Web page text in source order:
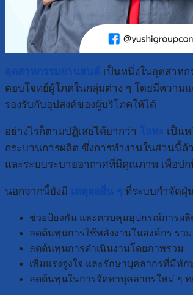
เป็นหนึ่งในอุตสาห
ตอบโจทย์ผู้โภคในกลุ่มต่าง ๆ โดยมีความ
รองรับกับอุปสงค์ของผู้บริโภคให้ได้
อย่างไรก็ตามปฏิเสธได้ยากว่า
เป็น
กระบวนการผลิต ซึ่งการทำงานในส่วนนี้ล้
และระบบระบายอากาศที่มีคุณภาพ เพื่อป
นอกจากนี้ยังมี ที่ระบบกำจัดฝุ่
ช่วยป้องกัน และควบคุมอุปกรณ์การผลิ
ลดต้นทุนการใช้พลังงานในองค์กร รว
ลดต้นทุนการดำเนินงานโดยภาพรวม
เพิ่มแรงจูงใจ และรักษาบุคลากรที่มีทัก
ลดต้นทุนในการจัดหาบุคลากรใหม่ ๆ